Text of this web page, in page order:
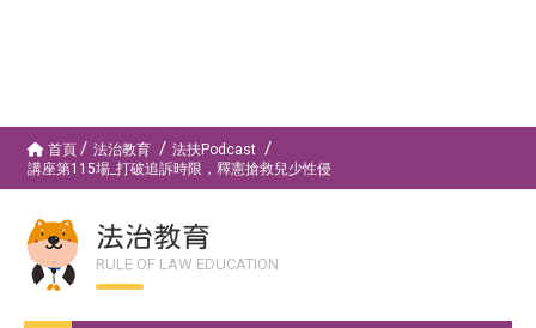
首頁 法治教育
法扶Podcast
講座第115場_打破追訴時限，釋憲搶救兒少性侵
法治教育
RULE OF LAW EDUCATION